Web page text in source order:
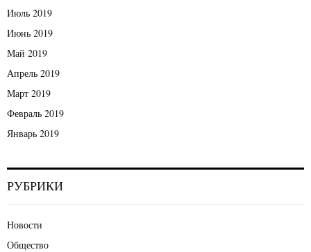
Июль 2019
Июнь 2019
Май 2019
Апрель 2019
Март 2019
Февраль 2019
Январь 2019
РУБРИКИ
Новости
Общество